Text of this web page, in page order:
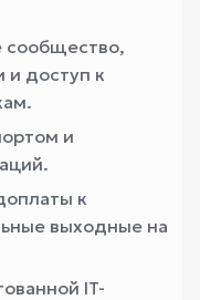
сообщество,
и доступ к
и
к
выходные на
IT-